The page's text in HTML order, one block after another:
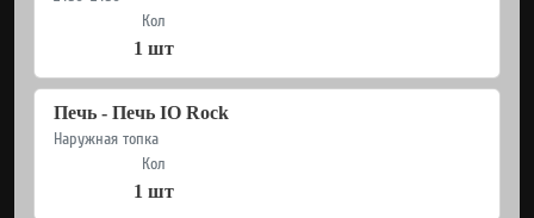
Кол
1 шт
Печь - Печь IO Rock
Наружная топка
Кол
1 шт